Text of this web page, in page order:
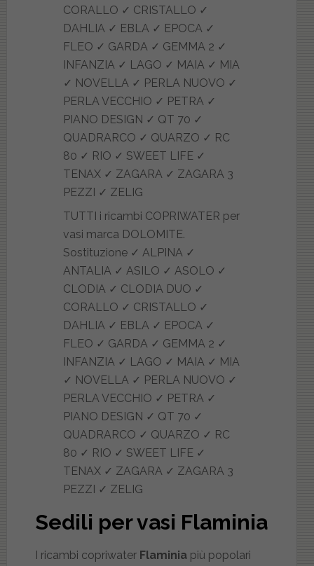
TUTTI i ricambi COPRIWATER per
vasi marca DOLOMITE.
Sostituzione ✓ ALPINA ✓
ANTALIA ✓ ASILO ✓ ASOLO ✓
CLODIA ✓ CLODIA DUO ✓
CORALLO ✓ CRISTALLO ✓
DAHLIA ✓ EBLA ✓ EPOCA ✓
FLEO ✓ GARDA ✓ GEMMA 2 ✓
INFANZIA ✓ LAGO ✓ MAIA ✓ MIA
✓ NOVELLA ✓ PERLA NUOVO ✓
PERLA VECCHIO ✓ PETRA ✓
PIANO DESIGN ✓ QT 70 ✓
QUADRARCO ✓ QUARZO ✓ RC
80 ✓ RIO ✓ SWEET LIFE ✓
TENAX ✓ ZAGARA ✓ ZAGARA 3
PEZZI ✓ ZELIG
Sedili per vasi Flaminia
I ricambi copriwater Flaminiapiù popolari